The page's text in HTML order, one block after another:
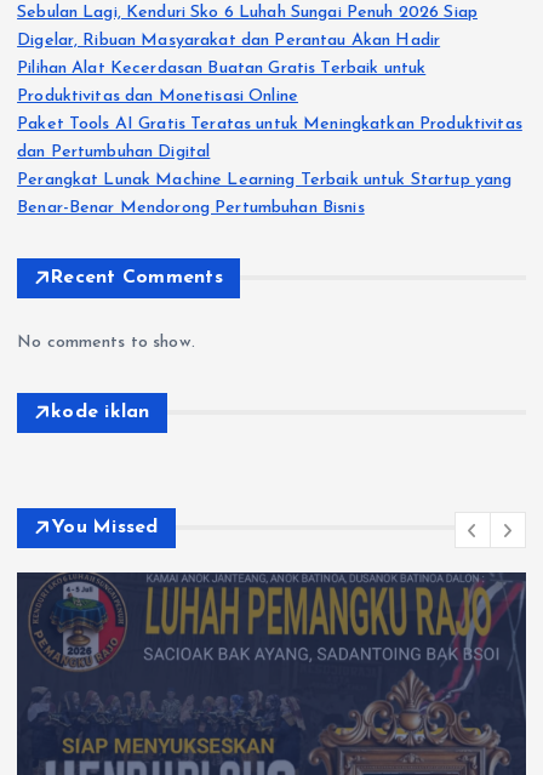
Sebulan Lagi, Kenduri Sko 6 Luhah Sungai Penuh 2026 Siap
Digelar, Ribuan Masyarakat dan Perantau Akan Hadir
Pilihan Alat Kecerdasan Buatan Gratis Terbaik untuk
Produktivitas dan Monetisasi Online
Paket Tools AI Gratis Teratas untuk Meningkatkan Produktivitas
dan Pertumbuhan Digital
Perangkat Lunak Machine Learning Terbaik untuk Startup yang
Benar-Benar Mendorong Pertumbuhan Bisnis
Recent Comments
No comments to show.
kode iklan
You Missed